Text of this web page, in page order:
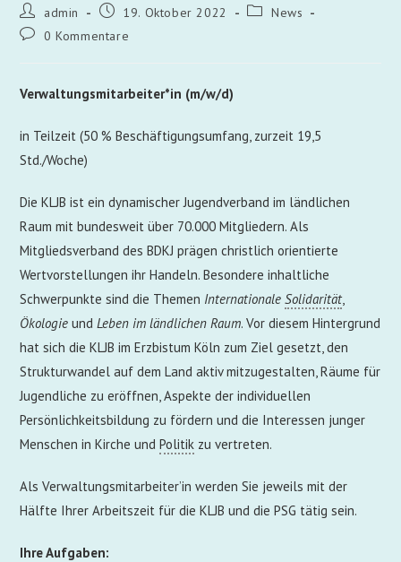
admin 19. Oktober 2022
News
0 Kommentare
Verwaltungsmitarbeiter*in (m/w/d)
in Teilzeit (50 % Beschäftigungsumfang, zurzeit 19,5
Std./Woche)
Die KLJB ist ein dynamischer Jugendverband im ländlichen
Raum mit bundesweit über 70.000 Mitgliedern. Als
Mitgliedsverband des BDKJ prägen christlich orientierte
Wertvorstellungen ihr Handeln. Besondere inhaltliche
Schwerpunkte sind die Themen InternationaleSolidarität,
Ökologie und Leben im ländlichen Raum. Vor diesem Hintergrund
hat sich die KLJB im Erzbistum Köln zum Ziel gesetzt, den
Strukturwandel auf dem Land aktiv mitzugestalten, Räume für
Jugendliche zu eröffnen, Aspekte der individuellen
Persönlichkeitsbildung zu fördern und die Interessen junger
Menschen in Kirche undPolitik zu vertreten.
Als Verwaltungsmitarbeiter’in werden Sie jeweils mit der
Hälfte Ihrer Arbeitszeit für die KLJB und die PSG tätig sein.
Ihre Aufgaben: